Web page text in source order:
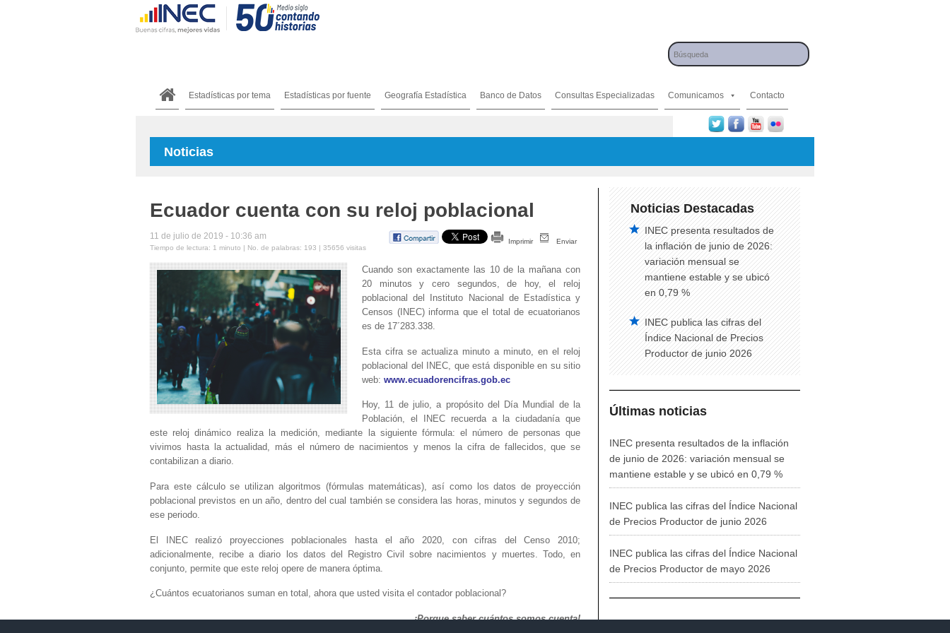
Estadísticas por tema Estadísticas por fuente Geografía Estadística Banco de Datos Consultas Especializadas Comunicamos Contacto
Noticias
Noticias Destacadas
INEC presenta resultados de
la inflación de junio de 2026:
variación mensual se
mantiene estable y se ubicó
en 0,79 %
INEC publica las cifras del
Índice Nacional de Precios
Productor de junio 2026
Últimas noticias
INEC presenta resultados de la inflación
de junio de 2026: variación mensual se
mantiene estable y se ubicó en 0,79 %
INEC publica las cifras del Índice Nacional
de Precios Productor de junio 2026
INEC publica las cifras del Índice Nacional
de Precios Productor de mayo 2026
Ecuador cuenta con su reloj poblacional
Imprimir Enviar
11 de julio de 2019 - 10:36 am
Tiempo de lectura: 1 minuto | No. de palabras: 193 | 35656 visitas
Cuando son exactamente las 10 de la mañana con
20 minutos y cero segundos, de hoy, el reloj
poblacional del Instituto Nacional de Estadística y
Censos (INEC) informa que el total de ecuatorianos
es de 17´283.338.
Esta cifra se actualiza minuto a minuto, en el reloj
poblacional del INEC, que está disponible en su sitio
web: www.ecuadorencifras.gob.ec
Hoy, 11 de julio, a propósito del Día Mundial de la
Población, el INEC recuerda a la ciudadanía que
este reloj dinámico realiza la medición, mediante la siguiente fórmula: el número de personas que
vivimos hasta la actualidad, más el número de nacimientos y menos la cifra de fallecidos, que se
contabilizan a diario.
Para este cálculo se utilizan algoritmos (fórmulas matemáticas), así como los datos de proyección
poblacional previstos en un año, dentro del cual también se considera las horas, minutos y segundos de
ese periodo.
El INEC realizó proyecciones poblacionales hasta el año 2020, con cifras del Censo 2010;
adicionalmente, recibe a diario los datos del Registro Civil sobre nacimientos y muertes. Todo, en
conjunto, permite que este reloj opere de manera óptima.
¿Cuántos ecuatorianos suman en total, ahora que usted visita el contador poblacional?
¡Porque saber cuántos somos cuenta!